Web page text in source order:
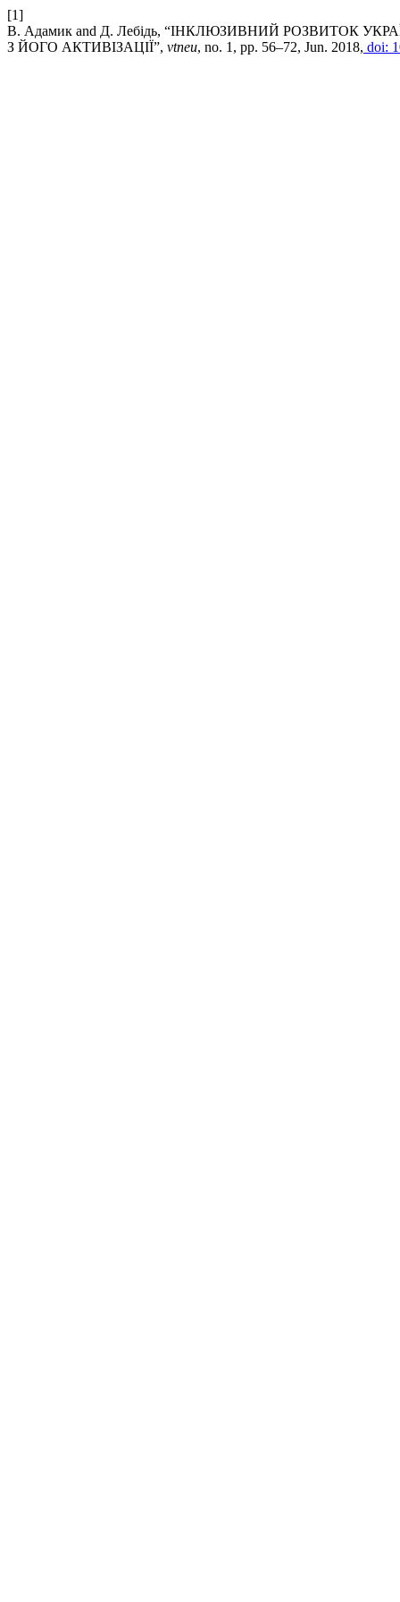
[1]
В. Адамик and Д. Лебідь, “ІНКЛЮЗИВНИЙ РОЗВИТОК
З ЙОГО АКТИВІЗАЦІЇ”, vtneu, no. 1, pp. 56–72, Jun. 2018, doi: